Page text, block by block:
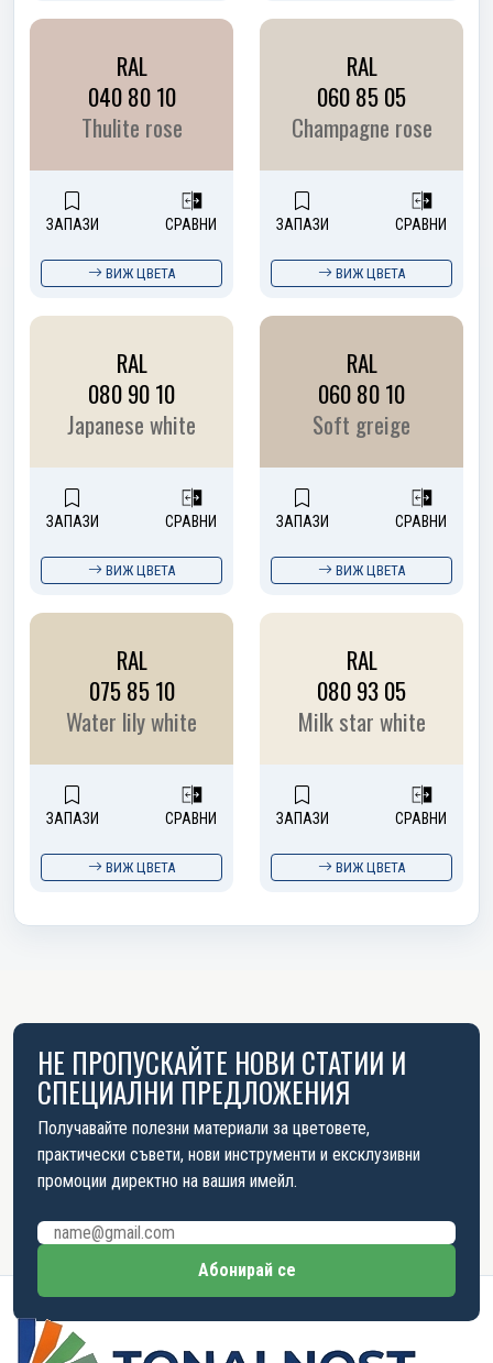
RAL
040 80 10
Thulite rose
ЗАПАЗИ СРАВНИ
ВИЖ ЦВЕТА
RAL
060 85 05
Champagne rose
ЗАПАЗИ СРАВНИ
ВИЖ ЦВЕТА
RAL
080 90 10
Japanese white
ЗАПАЗИ СРАВНИ
ВИЖ ЦВЕТА
RAL
060 80 10
Soft greige
ЗАПАЗИ СРАВНИ
ВИЖ ЦВЕТА
RAL
075 85 10
Water lily white
ЗАПАЗИ СРАВНИ
ВИЖ ЦВЕТА
RAL
080 93 05
Milk star white
ЗАПАЗИ СРАВНИ
ВИЖ ЦВЕТА
НЕ ПРОПУСКАЙТЕ НОВИ СТАТИИ И
СПЕЦИАЛНИ ПРЕДЛОЖЕНИЯ
Получавайте полезни материали за цветовете,
практически съвети, нови инструменти и ексклузивни
промоции директно на вашия имейл.
Имейл адрес
Абонирай се